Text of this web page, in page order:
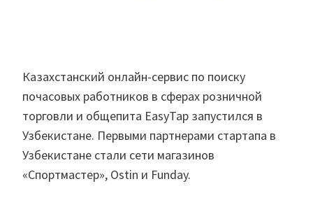
Казахстанский онлайн-сервис по поиску
почасовых работников в сферах розничной
торговли и общепита EasyTap запустился в
Узбекистане. Первыми партнерами стартапа в
Узбекистане стали сети магазинов
«Спортмастер», Ostin и Funday.